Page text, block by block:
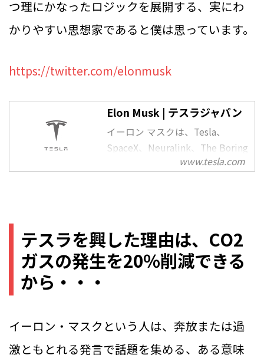
つ理にかなったロジックを展開する、実にわ
かりやすい思想家であると僕は思っています。
https://twitter.com/elonmusk
Elon Musk | テスラジャパン
イーロン マスクは、Tesla、
SpaceX、Neuralink、The Boring
Companyを共同設立し、事業を
www.tesla.com
テスラを興した理由は、CO2
ガスの発生を20％削減できる
から・・・
イーロン・マスクという人は、奔放または過
激ともとれる発言で話題を集める、ある意味